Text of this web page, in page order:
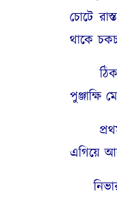
চোটে
থাকে
ঠিক
পুঞ্জাক্ষি
এগিয়ে
নিভার